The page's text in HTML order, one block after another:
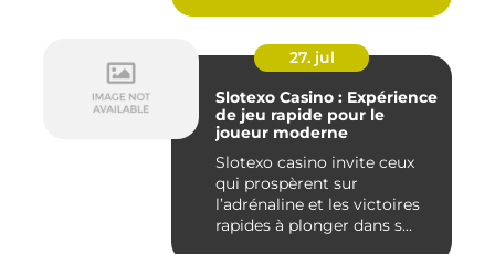
27. jul
Slotexo Casino : Expérience
de jeu rapide pour le
joueur moderne
Slotexo casino invite ceux
qui prospèrent sur
l’adrénaline et les victoires
rapides à plonger dans s...